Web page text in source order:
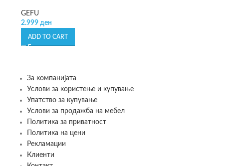
GEFU
2.999 ден
ADD TO CART
За компанијата
Услови за користење и купување
Упатство за купување
Услови за продажба на мебел
Политика за приватност
Политика на цени
Рекламации
Клиенти